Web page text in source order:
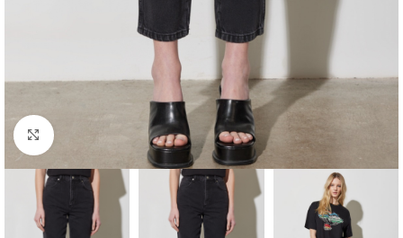
Click to enlarge